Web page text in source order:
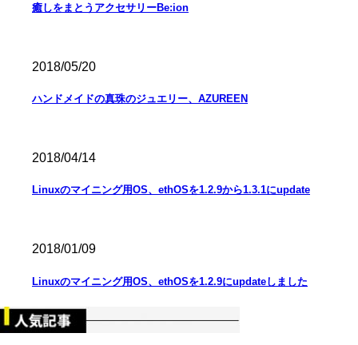
癒しをまとうアクセサリーBe:ion
2018/05/20
ハンドメイドの真珠のジュエリー、AZUREEN
2018/04/14
Linuxのマイニング用OS、ethOSを1.2.9から1.3.1にupdate
2018/01/09
Linuxのマイニング用OS、ethOSを1.2.9にupdateしました